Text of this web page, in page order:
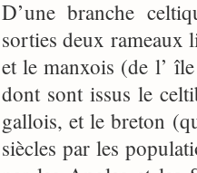
D’une branche
sorties deux rameaux
et le manxois (de l’
dont sont issus le
gallois, et le breton
siècles par les